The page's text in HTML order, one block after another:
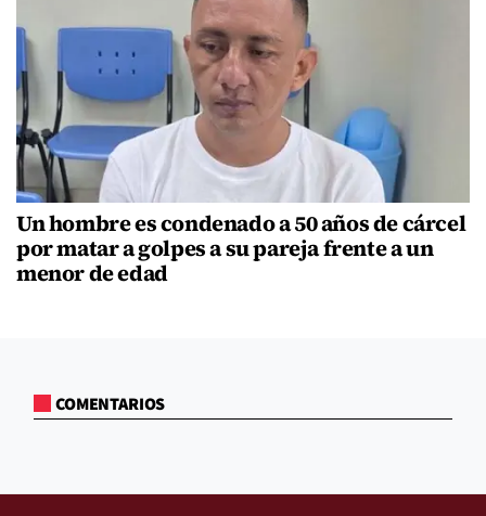
Un hombre es condenado a 50 años de cárcel
por matar a golpes a su pareja frente a un
menor de edad
COMENTARIOS